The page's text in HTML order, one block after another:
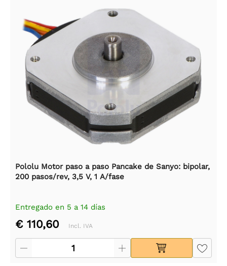
Pololu Motor paso a paso Pancake de Sanyo: bipolar,
200 pasos/rev, 3,5 V, 1 A/fase
Entregado en 5 a 14 días
€ 110,60 Incl. IVA